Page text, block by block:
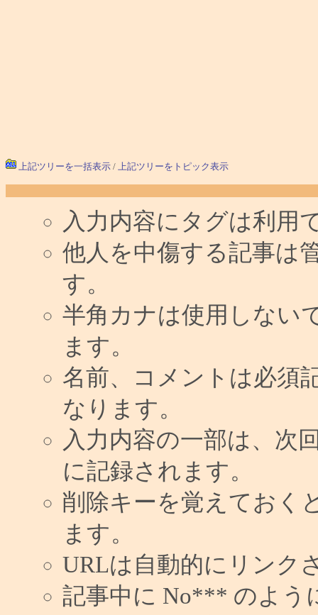
上記ツリーを一括表示 / 上記ツリーをトピック表示
入力内容にタグは利用
他人を中傷する記事は
す。
半角カナは使用しない
ます。
名前、コメントは必須
なります。
入力内容の一部は、次
に記録されます。
削除キーを覚えておく
ます。
URLは自動的にリンク
記事中に No*** のよう